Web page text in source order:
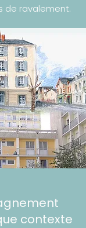
de ravalement.
contexte